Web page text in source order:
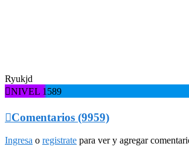
Ryukjd
NIVEL 1589
Comentarios (9959)
Ingresa o registrate para ver y agregar